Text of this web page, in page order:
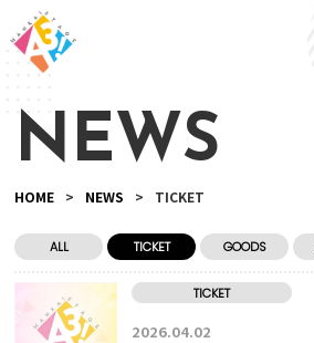
NEWS
HOME > NEWS > TICKET
ALL TICKET GOODS
TICKET
2026.04.02